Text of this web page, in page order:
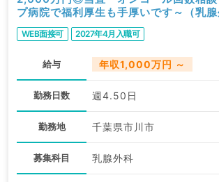
プ病院で福利厚生も手厚いです～（乳腺
WEB面接可 2027年4月入職可
給与 年収1,000万円 ～
勤務日数 週4.50日
勤務地 千葉県市川市
募集科目 乳腺外科